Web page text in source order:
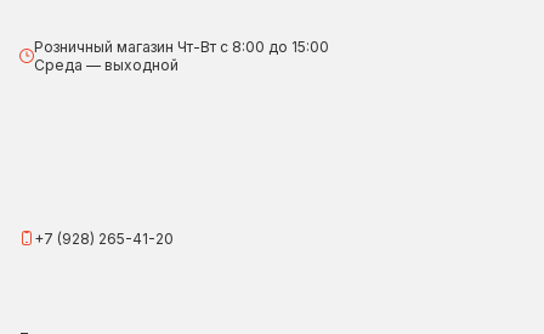
Розничный магазин Чт-Вт с 8:00 до 15:00
Среда — выходной
+7 (928) 265-41-20